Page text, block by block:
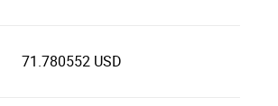
71.780552 USD